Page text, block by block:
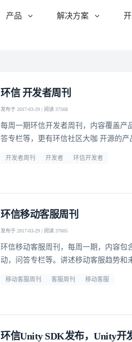
产品 解决方案
环信 开发者周刊
发布于 2017-03-29 | 阅读 37568
每周一期环信开发者周刊，内容覆盖产
答专栏等，更有环信社区大咖 开源的产
开发者周刊 开发者 环信开发者
环信移动客服周刊
发布于 2017-03-29 | 阅读 37605
环信移动客服周刊，每周一期，内容包
动，问答专栏等。讲述移动客服趋势和
移动客服周刊 客服周刊 移动客服
环信Unity SDK发布，Unity开